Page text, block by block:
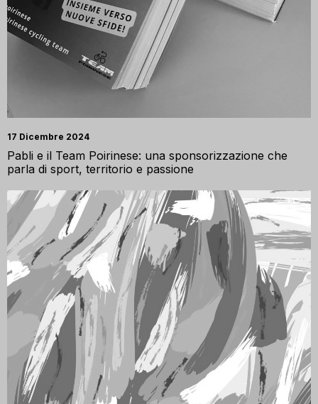
17 Dicembre 2024
Pabli e il Team Poirinese: una sponsorizzazione che
parla di sport, territorio e passione